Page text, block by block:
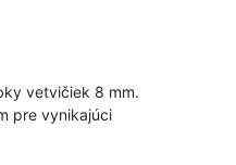
vetvičiek 8 mm.
pre vynikajúci